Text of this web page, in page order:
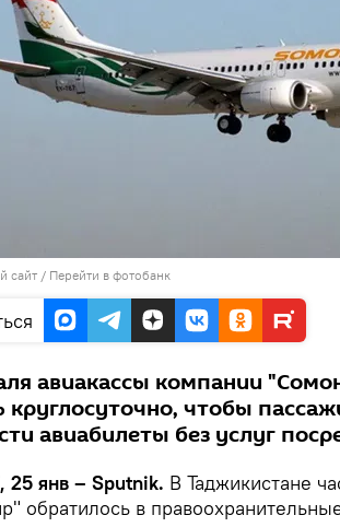
сайт / Перейти в фотобанк
авиакассы компании
круглосуточно, чтобы
авиабилеты без услуг
янв – Sputnik. В Таджикистане
обратилось в